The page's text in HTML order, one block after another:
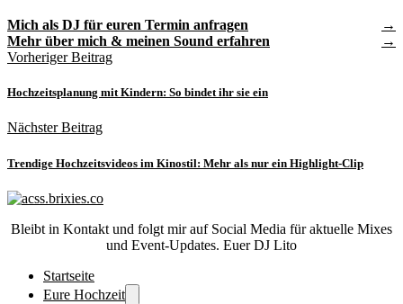
Mich als DJ für euren Termin anfragen
Mehr über mich & meinen Sound erfahren
Vorheriger Beitrag
Hochzeitsplanung mit Kindern: So bindet ihr sie ein
Nächster Beitrag
Trendige Hochzeitsvideos im Kinostil: Mehr als nur ein Highlight-Clip
Bleibt in Kontakt und folgt mir auf Social Media für aktuelle Mixes
und Event-Updates. Euer DJ Lito
Startseite
Eure Hochzeit